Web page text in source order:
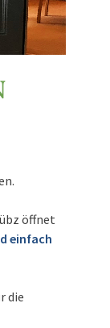
öffnet
einfach
die